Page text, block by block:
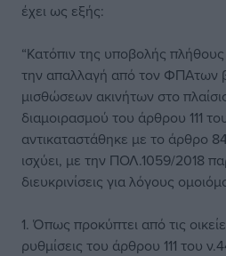
έχει ως εξής:
“Κατόπιν της υποβολής
την απαλλαγή από τον ΦΠΑτων
μισθώσεων ακινήτων στο
διαμοιρασμού του άρθρου 111
αντικαταστάθηκε με το άρθρο
ισχύει, με την ΠΟΛ.1059/2018
διευκρινίσεις για λόγους
1. Όπως προκύπτει από τις
ρυθμίσεις του άρθρου 111 του